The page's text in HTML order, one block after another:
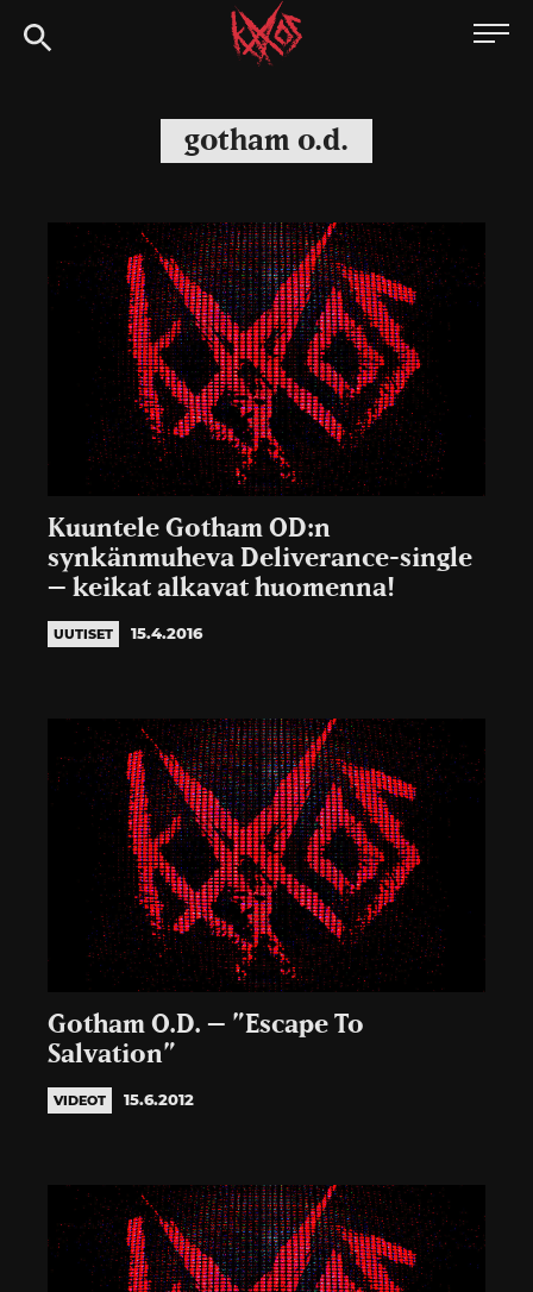
Siirry
suoraan
Kaaoszine
gotham o.d.
Kuuntele Gotham OD:n
synkänmuheva Deliverance-single
– keikat alkavat huomenna!
UUTISET 15.4.2016
Gotham O.D. – ”Escape To
Salvation”
VIDEOT 15.6.2012